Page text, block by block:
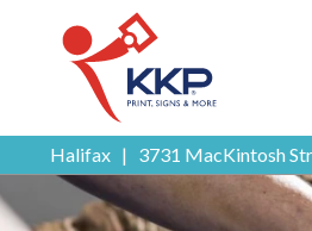
Halifax | 3731 MacKintosh